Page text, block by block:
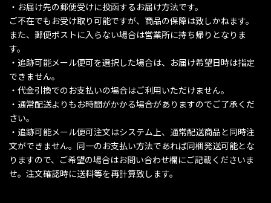
・お届け先の郵便受けに投函するお届け方法です。
ご不在でもお受け取り可能ですが、商品の保障は致しかねます。
また、郵便ポストに入らない場合は営業所に持ち帰りとなりま
す。
・追跡可能メール便可を選択した場合は、お届け希望日時は指定
できません。
・代金引換でのお支払いの場合はご利用いただけません。
・通常配送よりもお時間がかかる場合がありますのでご了承くだ
さい。
・追跡可能メール便可注文はシステム上、通常配送商品と同時注
文ができません。同一のお支払い方法であれば同梱発送可能とな
りますので、ご希望の場合はお問い合わせ欄にご記載くださいま
せ。注文確認時に送料等を再計算致します。